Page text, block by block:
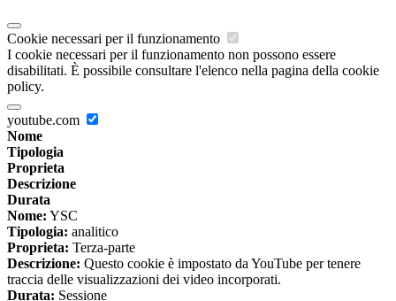
Cookie necessari per il funzionamento
I cookie necessari per il funzionamento non possono essere
disabilitati. È possibile consultare l'elenco nella pagina della cookie
policy.
youtube.com
Nome
Tipologia
Proprieta
Descrizione
Durata
Nome: YSC
Tipologia: analitico
Proprieta: Terza-parte
Descrizione: Questo cookie è impostato da YouTube per tenere
traccia delle visualizzazioni dei video incorporati.
Durata: Sessione